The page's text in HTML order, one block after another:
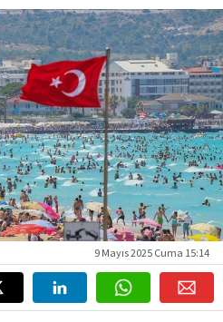
9 Mayıs 2025 Cuma 15:14